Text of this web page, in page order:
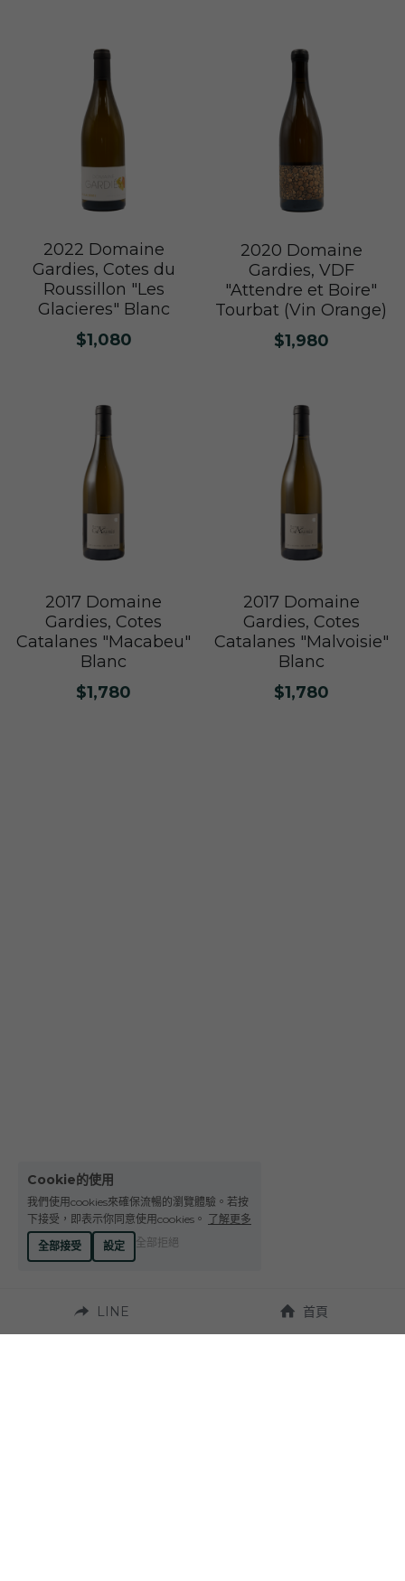
Château Surain
羅亞爾河 - 南特 Loire - Pays Nantais
Complémen'Terre
羅亞爾河 - 安如 Loire - Anjou
Terre de lElu
Domaine de Bablut
Domaine des Grandes Esperances
Julien Coutois
羅亞爾河 - 中央區 Loire - Centre
Domaine Fouassier
Domaine des Pothiers
Domaine Pujol
Domaine Vial-Magneres
Domaine Peyre Rose
Domaine du Pas de lEscalette
Domaine Leon Barral
Domaine Gardiés
Domaine Gauby
科西嘉 Corsica
Domaine Vico / Clos Venturi
Domaine Comte Abbatucci
西南區 Sud-Ouest
Clos Thou
台灣 Taiwan
2022 Domaine
Gardies, Cotes du
Roussillon "Les
Glacieres" Blanc
$1,080
2020 Domaine
Gardies, VDF
"Attendre et Boire"
Tourbat (Vin Orange)
$1,980
2017 Domaine
Gardies, Cotes
Catalanes "Macabeu"
Blanc
$1,780
2017 Domaine
Gardies, Cotes
Catalanes "Malvoisie"
Blanc
$1,780
LINE 首頁
Cookie的使用
我們使用cookies來確保流暢的瀏覽體驗。若按
下接受，即表示你同意使用cookies。 了解更多
全部接受
設定 全部拒絕